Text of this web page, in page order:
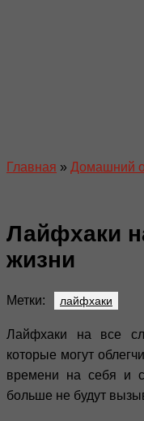
Главная » Домашний
Лайфхаки
жизни
Метки: лайфхаки
Лайфхаки на все
которые могут
времени на себя и
больше не будут